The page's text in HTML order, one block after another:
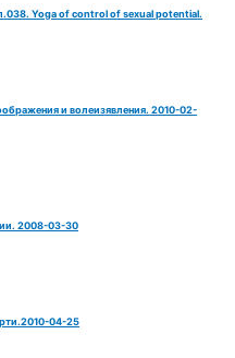
Yoga of control of sexual potential.
и волеизявления. 2010-02-
2008-03-30
04-25